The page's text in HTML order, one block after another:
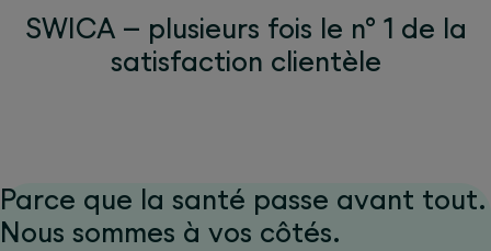
SWICA – plusieurs fois le n° 1 de la
satisfaction clientèle
Parce que la santé passe avant tout.
Nous sommes à vos côtés.